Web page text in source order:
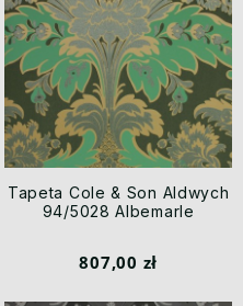
Tapeta Cole & Son Aldwych
94/5028 Albemarle
807,00 zł